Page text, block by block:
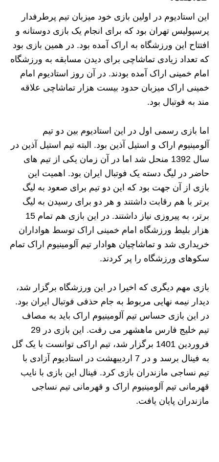
این استادیوم در اولین بازی خود میزبان تیم پرطرفدار
پرسپولیس تهران بود که برای انجام یک بازی دوستانه و
افتتاح این ورزشگاه به اراک آمده بود. در همین بازی بود
که تعداد زیادی تماشاچی برای دیدن مسابقه به ورزشگاه
امام خمینی اراک آمده بودند. در آن روز استادیوم امام
خمینی اراک میزبان حدود بیست هزار تماشاچی علاقه
مند به فوتبال بود.
اما بازی رسمی اول در این استادیوم بین دو تیم
آلومینیوم اراک و استیل آذین بود. البته تیم استیل آذین در
سال 1392 منحل شد اما در آن زمان یکی از تیم های
حاضر در لیگ دسته یک فوتبال ایران بود. اهمیت این
بازی از آن جهت بود که این دو تیم برای صعود به لیگ
برتر با هم رقابت داشتند و هر دو برای رسیدن به لیگ
برتر، به پیروزی نیاز داشتند. در این بازی هم تمام 15
هزار بلیط ورزشگاه امام خمینی اراک توسط هواداران
خریداری شد و تماشاچیان هوادار تیم آلومینیوم اراک تمام
سکوهای ورزشگاه را پر کردند.
بازی مهم دیگری که اخیرا در این ورزشگاه برگزار شد،
دیدار نیمه نهایی مربوط به جام حذفی فوتبال ایران بود.
در این بازی حساس تیم آلومینیوم اراک باید به مصاف
تیم خلیج فارس ماهشهر می رفت. این بازی در 29
فروردین 1401 برگزار شد، تیم اراکی توانست با یک گل
به فینال برسد و در 7 اردیبهشت در استادیوم آزادی با
تیم نساجی مازندران بازی کرد. فینال این بازی با نایب
قهرمانی تیم آلومینیوم اراک و قهرمانی تیم نساجی
مازندران پایان یافت.